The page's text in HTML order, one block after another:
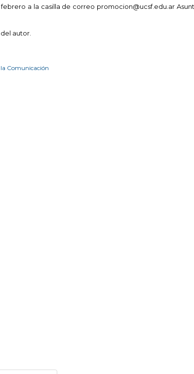
febrero a la casilla de correo promocion@ucsf.edu.ar
autor.
Comunicación